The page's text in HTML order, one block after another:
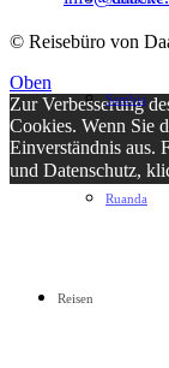
Sambia
Ruanda
Reisen
© Reisebüro von
Oben
Zur Verbesserung
Cookies. Wenn Sie
Einverständnis aus.
und Datenschutz,